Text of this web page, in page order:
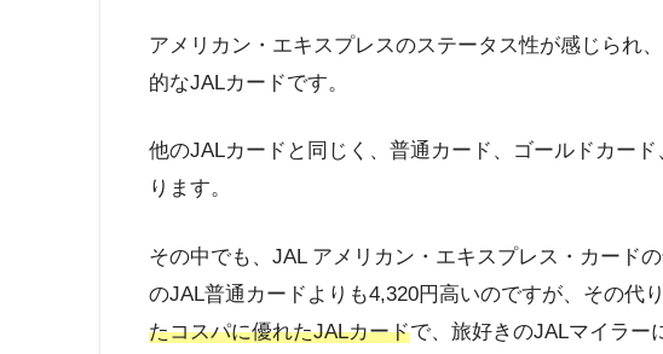
アメリカン・エキスプレスのステータス性が感じられ
的なJALカードです。
他のJALカードと同じく、普通カード、ゴールドカー
ります。
その中でも、JAL アメリカン・エキスプレス・カード
のJAL普通カードよりも4,320円高いのですが、その代
たコスパに優れたJALカードで、旅好きのJALマイラー